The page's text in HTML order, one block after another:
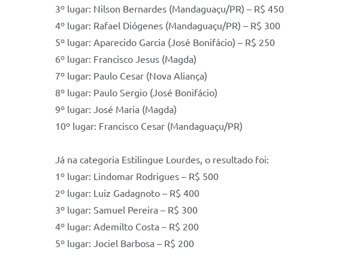
3º lugar: Nilson Bernardes (Mandaguaçu/PR) – R$ 450
4º lugar: Rafael Diógenes (Mandaguaçu/PR) – R$ 300
5º lugar: Aparecido Garcia (José Bonifácio) – R$ 250
6º lugar: Francisco Jesus (Magda)
7º lugar: Paulo Cesar (Nova Aliança)
8º lugar: Paulo Sergio (José Bonifácio)
9º lugar: José Maria (Magda)
10º lugar: Francisco Cesar (Mandaguaçu/PR)
Já na categoria Estilingue Lourdes, o resultado foi:
1º lugar: Lindomar Rodrigues – R$ 500
2º lugar: Luiz Gadagnoto – R$ 400
3º lugar: Samuel Pereira – R$ 300
4º lugar: Ademilto Costa – R$ 200
5º lugar: Jociel Barbosa – R$ 200